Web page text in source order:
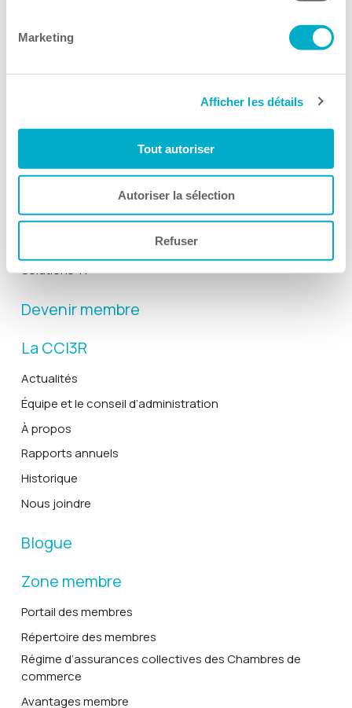
Marketing
Afficher les détails
Tout autoriser
Autoriser la sélection
Refuser
Toutes les activités
Gusto
Solutions TI
Devenir membre
La CCI3R
Actualités
Équipe et le conseil d’administration
À propos
Rapports annuels
Historique
Nous joindre
Blogue
Zone membre
Portail des membres
Répertoire des membres
Régime d’assurances collectives des Chambres de
commerce
Avantages membre